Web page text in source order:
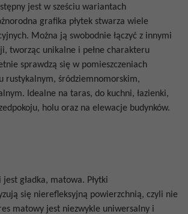
jest w sześciu wariantach
grafika płytek stwarza wiele
Można ją swobodnie łączyć z innymi
tworząc unikalne i pełne charakteru
sprawdzą się w pomieszczeniach
rustykalnym, śródziemnomorskim,
Idealne na taras, do kuchni, łazienki,
holu oraz na elewacje budynków.
jest gładka, matowa. Płytki
się nierefleksyjną powierzchnią, czyli nie
matowy jest niezwykle uniwersalny i